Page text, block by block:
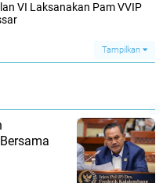
VI Laksanakan Pam VVIP
Tampilkan